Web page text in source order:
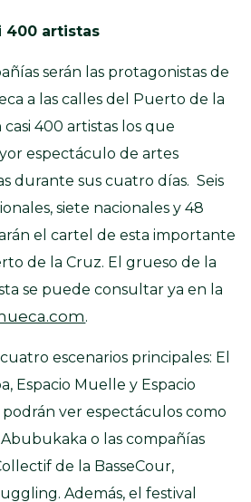
400 artistas
serán las protagonistas de
a las calles del Puerto de la
400 artistas los que
espectáculo de artes
durante sus cuatro días. Seis
siete nacionales y 48
el cartel de esta importante
de la Cruz. El grueso de la
se puede consultar ya en la
.
escenarios principales: El
Espacio Muelle y Espacio
podrán ver espectáculos como
o las compañías
de la BasseCour,
Además, el festival